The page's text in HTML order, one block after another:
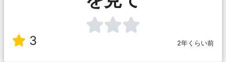
3 2年くらい前